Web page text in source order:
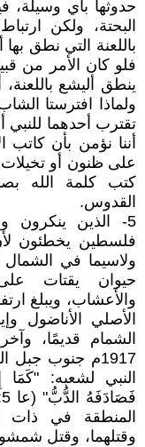
حدوثها بأي وسيلة،
البحتة، ولكن
باللعنة التي نطق
فلو كان الأمر من
ينطق أليشع
ولماذا افترستا
تقترب أحدهما
أننا نؤمن بأن كاتب
على ظنون أو
كتب كلمة الله
القدوس.
5- الذين ينكرون
فلسطين يخطئون
ولاسيما في
حيوان يقتات
الأصلي الأناضول
الشمام قديمًا،
1917م جنوب
النبي لشعبه:
المنطقة في ذات
وقتلهما، وقتل